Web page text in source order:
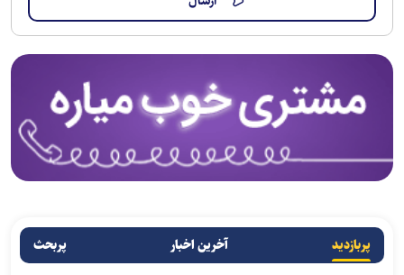
پربازدید آخرین اخبار پربحث